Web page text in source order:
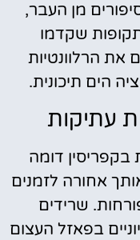
מן העבר,
שקדמו
את הרלוונטיות
הים תיכונית.
עתיקות
דומה
אחורה לזמנים
שרידים
בפאזל העצום